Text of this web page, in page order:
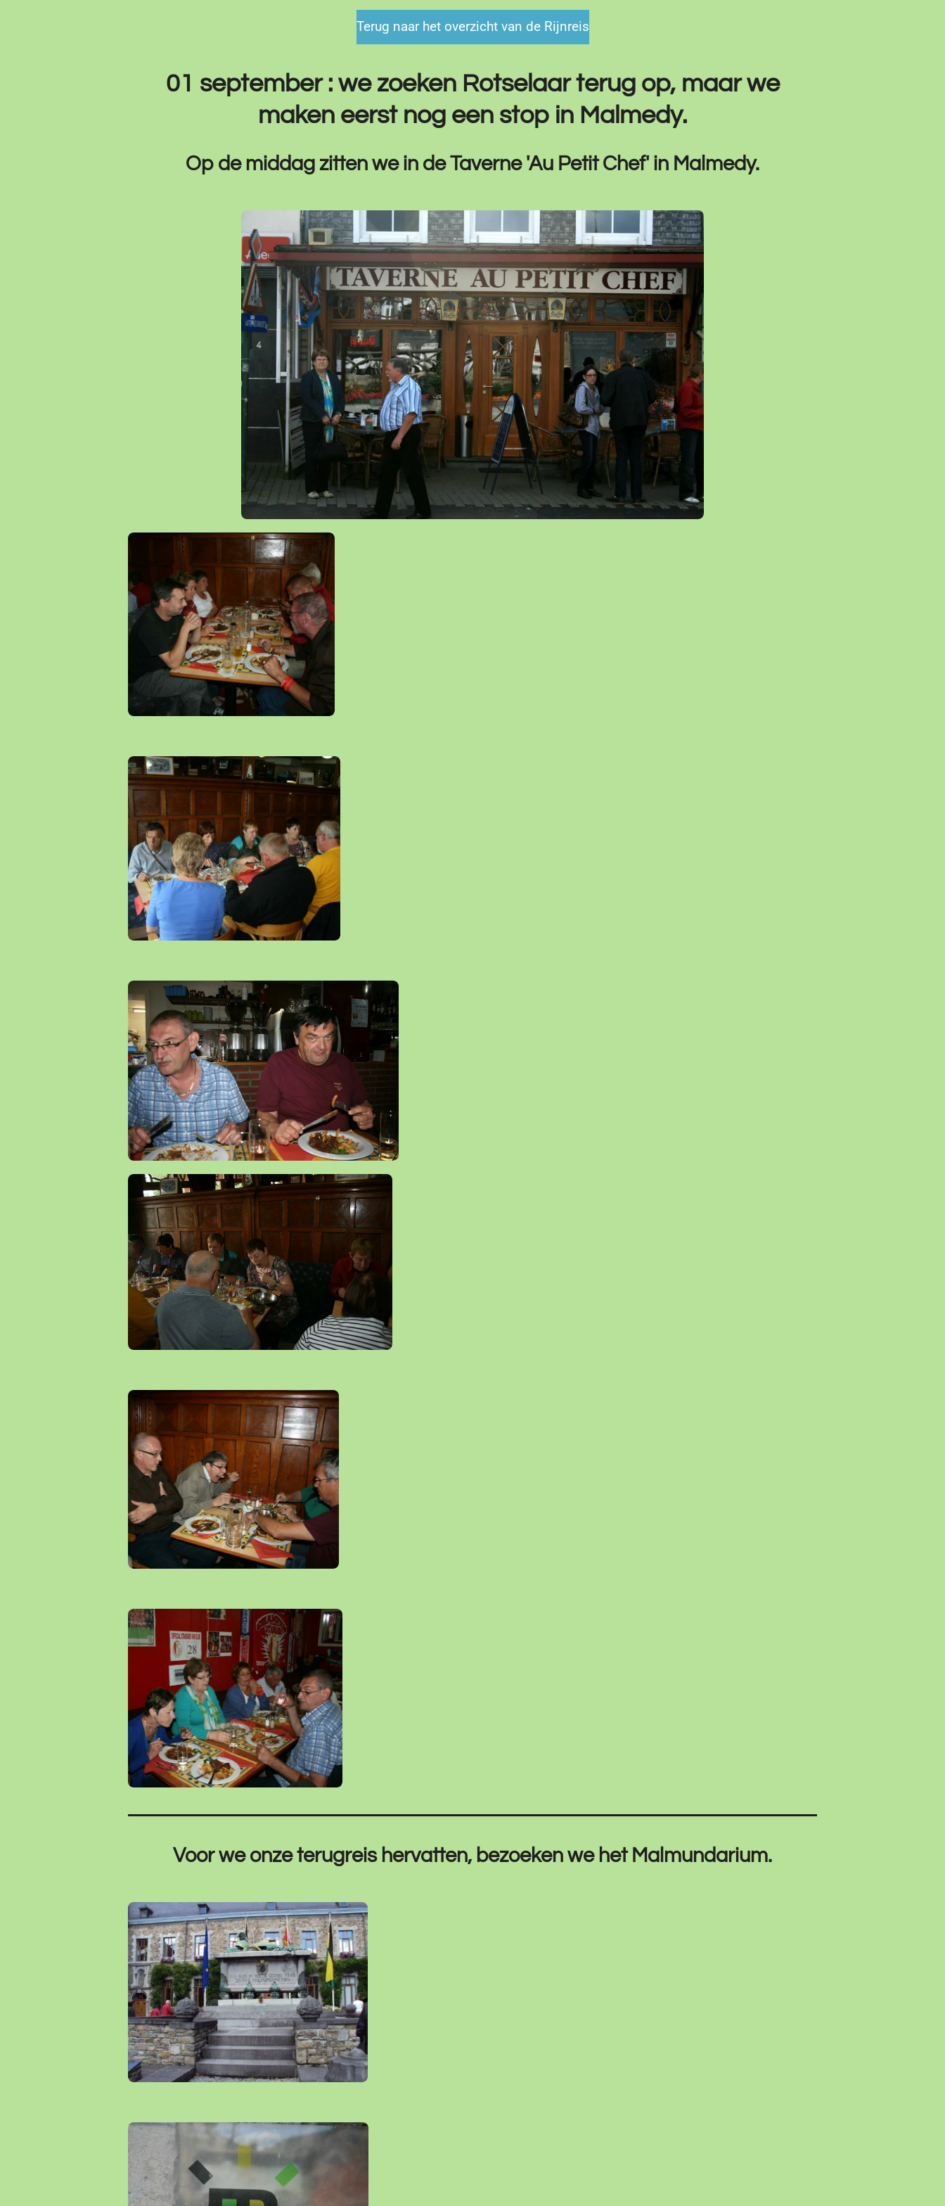
Terug naar het overzicht van de Rijnreis
01 september : we zoeken Rotselaar terug op, maar we
maken eerst nog een stop in Malmedy.
Op de middag zitten we in de Taverne 'Au Petit Chef' in Malmedy.
Voor we onze terugreis hervatten, bezoeken we het Malmundarium.